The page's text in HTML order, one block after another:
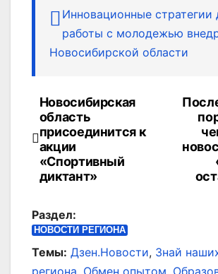
Инновационные стратегии
работы с молодежью
Новосибирской области
Навигация
по
записям
Новосибирская
область
присоединится к
акции
«Спортивный
диктант»
Раздел:
НОВОСТИ РЕГИОНА
Темы: Дзен.Новости, Знай
региона, Обмен опытом,